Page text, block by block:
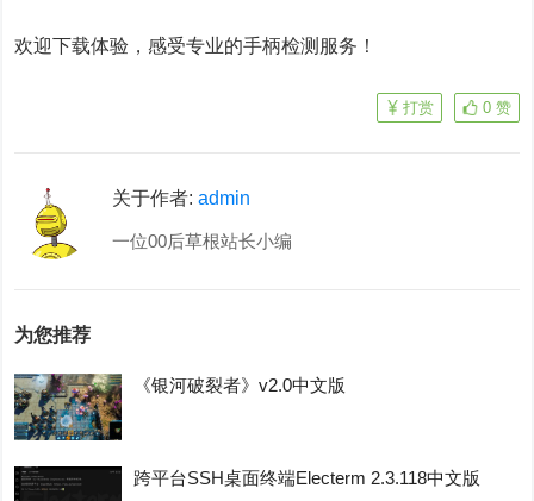
欢迎下载体验，感受专业的手柄检测服务！
0 赞
打赏
关于作者:admin
一位00后草根站长小编
为您推荐
《银河破裂者》v2.0中文版
跨平台SSH桌面终端Electerm 2.3.118中文版